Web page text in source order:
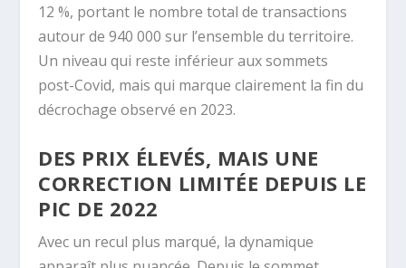
12 %, portant le nombre total de transactions
autour de 940 000 sur l’ensemble du territoire.
Un niveau qui reste inférieur aux sommets
post-Covid, mais qui marque clairement la fin du
décrochage observé en 2023.
DES PRIX ÉLEVÉS, MAIS UNE
CORRECTION LIMITÉE DEPUIS LE
PIC DE 2022
Avec un recul plus marqué, la dynamique